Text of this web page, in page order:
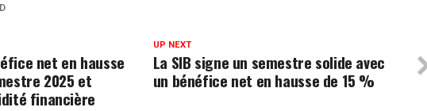
UP NEXT
La SIB signe un semestre solide avec
un bénéfice net en hausse de 15 %
net en hausse
2025 et
financière